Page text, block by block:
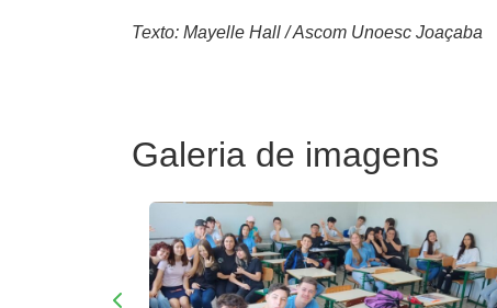
Texto: Mayelle Hall / Ascom Unoesc Joaçaba
Galeria de imagens